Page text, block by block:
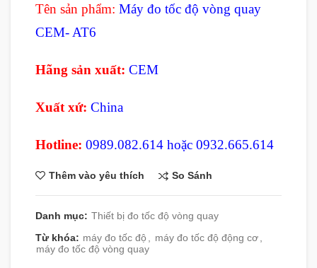
Tên sản phẩm: Máy đo tốc độ vòng quay
CEM- AT6
Hãng sản xuất: CEM
Xuất xứ: China
Hotline: 0989.082.614 hoặc 0932.665.614
Thêm vào yêu thích So Sánh
Danh mục: Thiết bị đo tốc độ vòng quay
Từ khóa: máy đo tốc độ máy đo tốc độ động cơ
máy đo tốc độ vòng quay